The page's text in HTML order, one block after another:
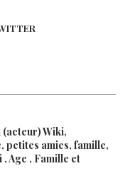
Wiki,
petites amies, famille,
Age , Famille et